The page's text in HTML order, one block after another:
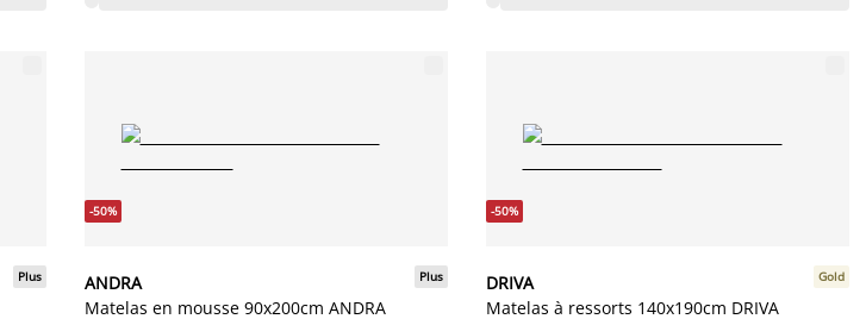
Plus
-50%
ANDRA
Matelas en mousse 90x200cm ANDRA
Plus
-50%
DRIVA
Matelas à ressorts 140x190cm DRIVA
Gold